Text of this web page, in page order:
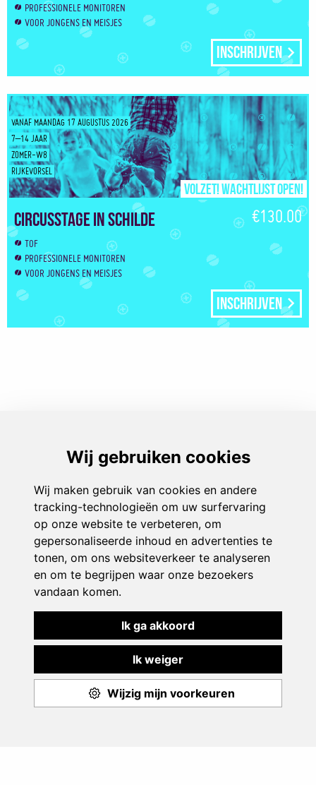
PROFESSIONELE MONITOREN
VOOR JONGENS EN MEISJES
Inschrijven
VANAF MAANDAG 17 AUGUSTUS 2026
7–14 JAAR
ZOMER-W8
RIJKEVORSEL
Volzet! Wachtlijst open!
Circusstage in Schilde €130.00
TOF
PROFESSIONELE MONITOREN
VOOR JONGENS EN MEISJES
Inschrijven
Aanbod
Events
Monitoren
Over ons